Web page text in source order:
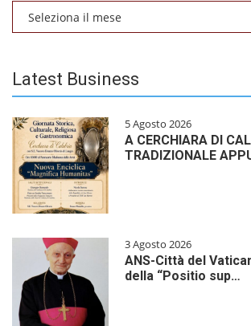
Latest Business
5 Agosto 2026
A CERCHIARA DI
TRADIZIONALE
3 Agosto 2026
ANS-Città del
della “Positio sup…